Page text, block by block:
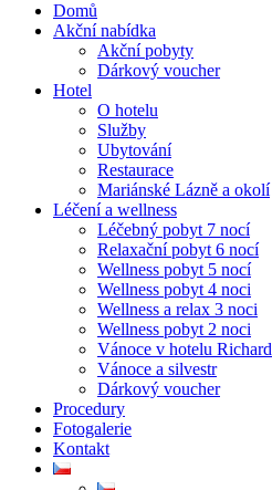
Domů
Akční nabídka
Akční pobyty
Dárkový voucher
Hotel
O hotelu
Služby
Ubytování
Restaurace
Mariánské Lázně a okolí
Léčení a wellness
Léčebný pobyt 7 nocí
Relaxační pobyt 6 nocí
Wellness pobyt 5 nocí
Wellness pobyt 4 noci
Wellness a relax 3 noci
Wellness pobyt 2 noci
Vánoce v hotelu Richard
Vánoce a silvestr
Dárkový voucher
Procedury
Fotogalerie
Kontakt